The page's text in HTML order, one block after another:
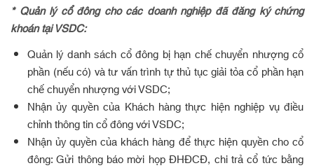
* Quản lý cổ đông cho các doanh nghiệp đã đăng ký chứng
khoán tại VSDC:
Quản lý danh sách cổ đông bị hạn chế chuyển nhượng cổ
phần (nếu có) và tư vấn trình tự thủ tục giải tỏa cổ phần hạn
chế chuyển nhượng với VSDC;
Nhận ủy quyền của Khách hàng thực hiện nghiệp vụ điều
chỉnh thông tin cổ đông với VSDC;
Nhận ủy quyền của khách hàng để thực hiện quyền cho cổ
đông: Gửi thông báo mời họp ĐHĐCĐ, chi trả cổ tức bằng